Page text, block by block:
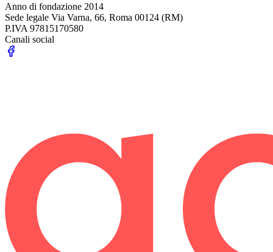
Anno di fondazione 2014
Sede legale Via Varna, 66, Roma 00124 (RM)
P.IVA 97815170580
Canali social